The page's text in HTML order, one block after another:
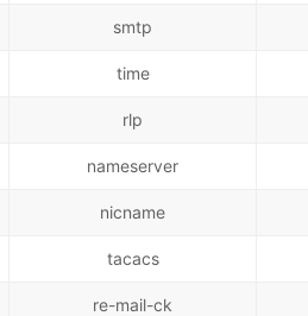
smtp
time
rlp
nameserver
nicname
tacacs
re-mail-ck